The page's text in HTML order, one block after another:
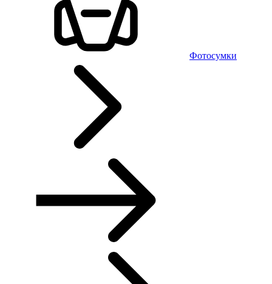
Фотосумки